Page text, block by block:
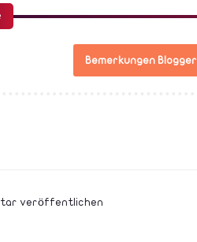
Bemerkungen Blogger
veröffentlichen